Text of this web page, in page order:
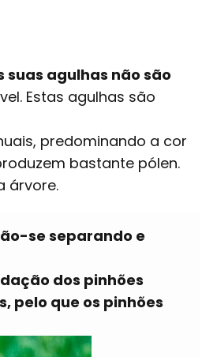
suas agulhas não são
Estas agulhas são
predominando a cor
bastante pólen.
árvore.
se separando e
dos pinhões
pelo que os pinhões